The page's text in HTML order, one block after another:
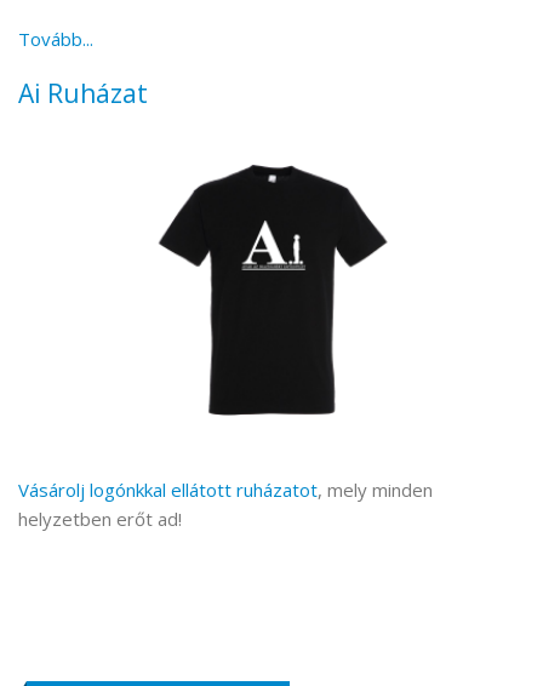
Tovább...
Ai Ruházat
Vásárolj logónkkal ellátott ruházatot, mely minden
helyzetben erőt ad!